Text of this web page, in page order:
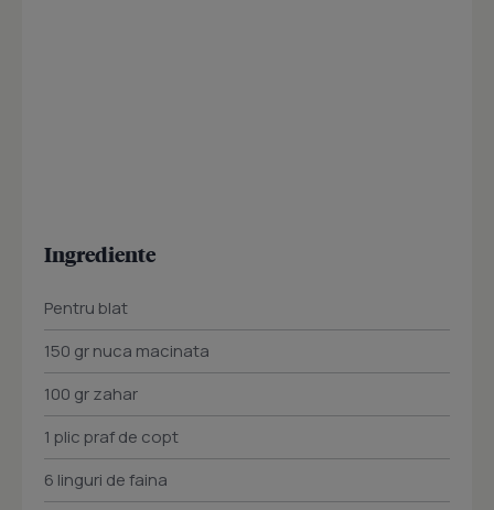
Ingrediente
Pentru blat
150 gr nuca macinata
100 gr zahar
1 plic praf de copt
6 linguri de faina